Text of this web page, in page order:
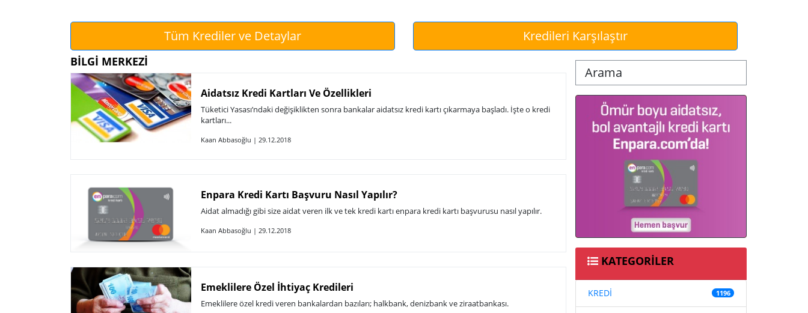
Tüm Krediler ve Detaylar Kredileri Karşılaştır
BİLGİ MERKEZİ
Aidatsız Kredi Kartları Ve Özellikleri
Tüketici Yasası’ndaki değişiklikten sonra bankalar aidatsız kredi kartı çıkarmaya başladı. İşte o kredi
kartları...
Kaan Abbasoğlu | 29.12.2018
Enpara Kredi Kartı Başvuru Nasıl Yapılır?
Aidat almadığı gibi size aidat veren ilk ve tek kredi kartı enpara kredi kartı başvurusu nasıl yapılır.
Kaan Abbasoğlu | 29.12.2018
Emeklilere Özel İhtiyaç Kredileri
Emeklilere özel kredi veren bankalardan bazıları; halkbank, denizbank ve ziraatbankası.
Arama
KATEGORİLER
KREDİ 1196